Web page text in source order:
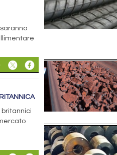
britannici